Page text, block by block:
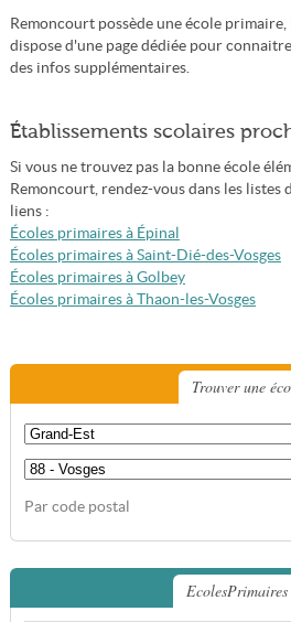
Remoncourt possède une école
dispose d'une page dédiée pour
des infos supplémentaires.
Établissements scolaires
Si vous ne trouvez pas la bonne école
Remoncourt, rendez-vous dans les listes
liens :
Écoles primaires à Épinal
Écoles primaires à Saint-Dié-des-Vosges
Écoles primaires à Golbey
Écoles primaires à Thaon-les-Vosges
Trouver une
Par code postal